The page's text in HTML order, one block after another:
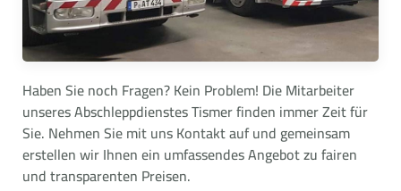
Haben Sie noch Fragen? Kein Problem! Die Mitarbeiter
unseres Abschleppdienstes Tismer finden immer Zeit für
Sie. Nehmen Sie mit uns Kontakt auf und gemeinsam
erstellen wir Ihnen ein umfassendes Angebot zu fairen
und transparenten Preisen.